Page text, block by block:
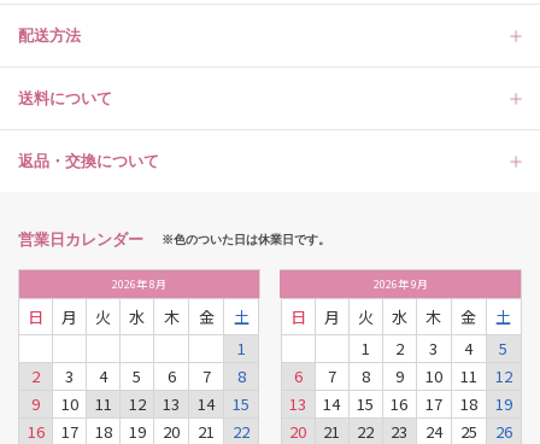
配送方法
送料について
返品・交換について
営業日カレンダー ※色のついた日は休業日です。
2026年8月
日 月 火 水 木 金
土
1
2
3 4 5 6 7
8
9
10 11 12 13 14
15
16
17 18 19 20 21
22
2026年9月
日 月 火 水 木 金
土
1
2 3 4
5
6
7 8 9 10 11
12
13
14 15 16 17 18
19
20
21 22 23 24 25
26